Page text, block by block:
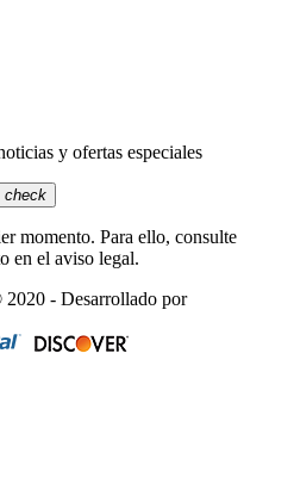
y ofertas especiales
check
momento. Para ello, consulte
en el aviso legal.
- Desarrollado por